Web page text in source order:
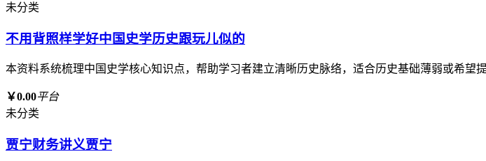
未分类
不用背照样学好中国史学历史跟玩儿似的
本资料系统梳理中国史学核心知识点，帮助学习者建立清晰历史脉络，适合历史基础薄弱或希
￥0.00平台
未分类
贾宁财务讲义贾宁